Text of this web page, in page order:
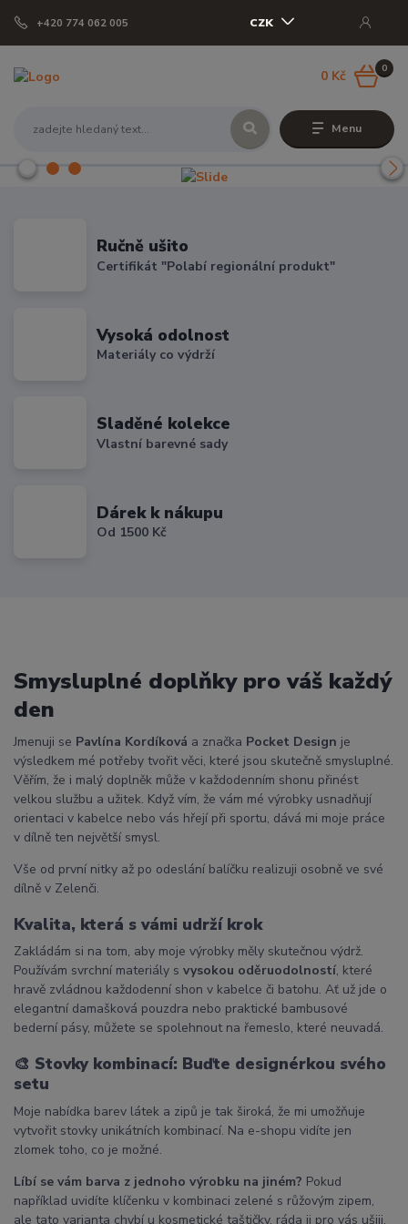
Menu
+420 774 062 005 CZK
0
0 Kč
Ručně ušito
Certifikát "Polabí regionální produkt"
Vysoká odolnost
Materiály co výdrží
Sladěné kolekce
Vlastní barevné sady
Dárek k nákupu
Od 1500 Kč
Smysluplné doplňky pro váš každý
den
Jmenuji se Pavlína Kordíková a značka Pocket Design je
výsledkem mé potřeby tvořit věci, které jsou skutečně smysluplné.
Věřím, že i malý doplněk může v každodenním shonu přinést
velkou službu a užitek. Když vím, že vám mé výrobky usnadňují
orientaci v kabelce nebo vás hřejí při sportu, dává mi moje práce
v dílně ten největší smysl.
Vše od první nitky až po odeslání balíčku realizuji osobně ve své
dílně v Zelenči.
Kvalita, která s vámi udrží krok
Zakládám si na tom, aby moje výrobky měly skutečnou výdrž.
Používám svrchní materiály s vysokou oděruodolností, které
hravě zvládnou každodenní shon v kabelce či batohu. Ať už jde o
elegantní damašková pouzdra nebo praktické bambusové
bederní pásy, můžete se spolehnout na řemeslo, které neuvadá.
🎨 Stovky kombinací: Buďte designérkou svého
setu
Moje nabídka barev látek a zipů je tak široká, že mi umožňuje
vytvořit stovky unikátních kombinací. Na e-shopu vidíte jen
zlomek toho, co je možné.
Líbí se vám barva z jednoho výrobku na jiném? Pokud
například uvidíte klíčenku v kombinaci zelené s růžovým zipem,
ale tato varianta chybí u kosmetické taštičky, ráda ji pro vás ušiji.